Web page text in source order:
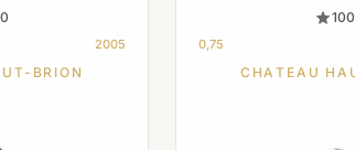
2005
BRION
100
0,75
CHATEAU